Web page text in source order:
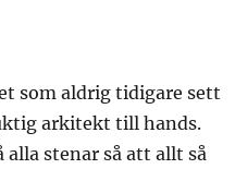
som aldrig tidigare sett
arkitekt till hands.
stenar så att allt så